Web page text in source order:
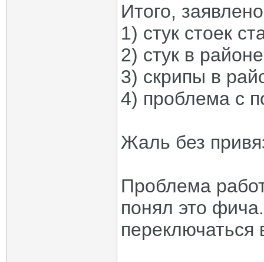
Итого,
1) стук стоек
2) стук в
3) скрипы в
4) проблема с
Жаль без
Проблема
понял это